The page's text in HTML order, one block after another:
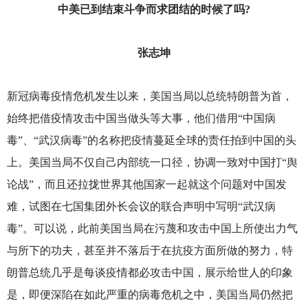
中美已到结束斗争而求团结的时候了吗?
张志坤
新冠病毒疫情危机发生以来，美国当局以总统特朗普为首，
始终把借疫情攻击中国当做头等大事，他们借用“中国病
毒”、“武汉病毒”的名称把疫情蔓延全球的责任拍到中国的头
上。美国当局不仅自己内部统一口径，协调一致对中国打“舆
论战”，而且还拉拢世界其他国家一起就这个问题对中国发
难，试图在七国集团外长会议的联合声明中写明“武汉病
毒”。可以说，此前美国当局在污蔑和攻击中国上所使出力气
与所下的功夫，甚至并不落后于在抗疫方面所做的努力，特
朗普总统几乎是每谈疫情都必攻击中国，展示给世人的印象
是，即便深陷在如此严重的病毒危机之中，美国当局仍然把